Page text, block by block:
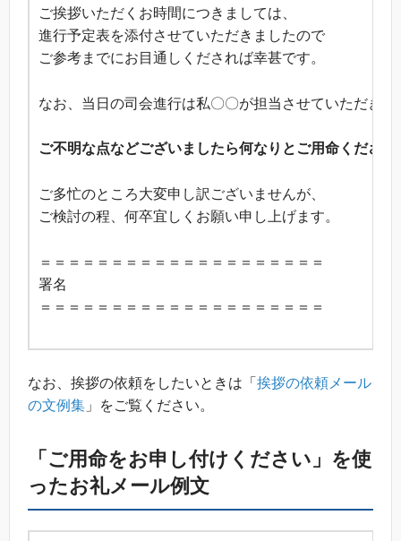
ご挨拶いただくお時間につきましては、
進行予定表を添付させていただきましたので
ご参考までにお目通しくだされば幸甚です。
なお、当日の司会進行は私〇〇が担当させていただきま
ご不明な点などございましたら何なりとご用命ください
ご多忙のところ大変申し訳ございませんが、
ご検討の程、何卒宜しくお願い申し上げます。
＝＝＝＝＝＝＝＝＝＝＝＝＝＝＝＝＝＝＝＝
署名
＝＝＝＝＝＝＝＝＝＝＝＝＝＝＝＝＝＝＝＝
なお、挨拶の依頼をしたいときは「 挨拶の依頼メール
の文例集 」をご覧ください。
「ご用命をお申し付けください」を使
ったお礼メール例文